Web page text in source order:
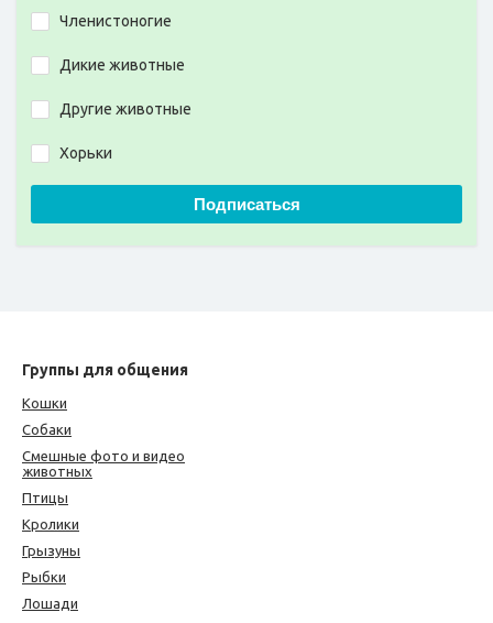
Членистоногие
Дикие животные
Другие животные
Хорьки
Подписаться
Группы для общения
Кошки
Собаки
Смешные фото и видео
животных
Птицы
Кролики
Грызуны
Рыбки
Лошади